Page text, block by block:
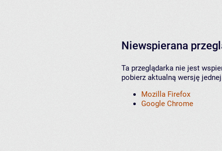
Niewspierana
Ta przeglądarka nie jest
pobierz aktualną wersję
Mozilla Firefox
Google Chrome